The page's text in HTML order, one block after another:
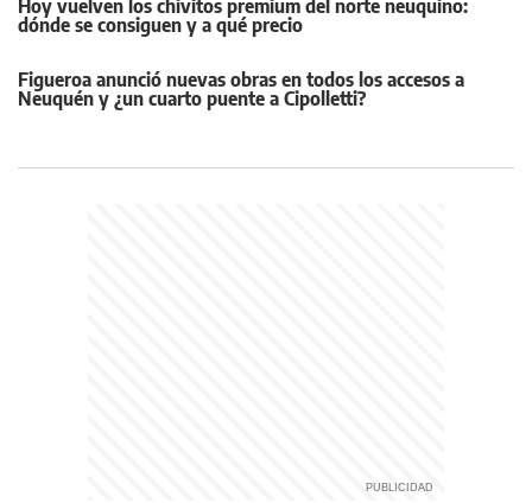
Hoy vuelven los chivitos premium del norte neuquino:
dónde se consiguen y a qué precio
Figueroa anunció nuevas obras en todos los accesos a
Neuquén y ¿un cuarto puente a Cipolletti?